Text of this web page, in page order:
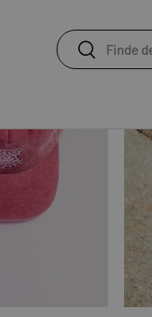
Suchen
Suchen